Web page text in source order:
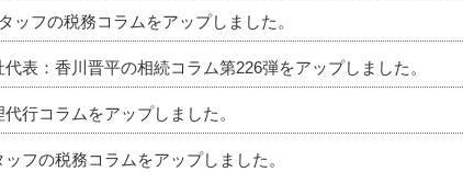
フの税務コラムをアップしました。
表：香川晋平の相続コラム第226弾をアップしました。
行コラムをアップしました。
フの税務コラムをアップしました。